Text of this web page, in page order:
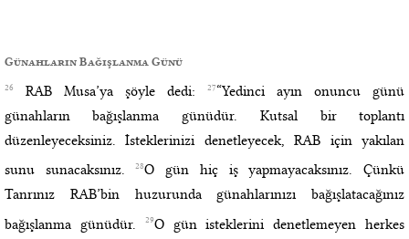
Günahların Bağışlanma Günü
26 RAB Musa’ya şöyle dedi:27“Yedinci ayın onuncu günü
günahların bağışlanma günüdür. Kutsal bir toplantı
düzenleyeceksiniz. İsteklerinizi denetleyecek, RAB için yakılan
sunu sunacaksınız.28O gün hiç iş yapmayacaksınız. Çünkü
Tanrınız RAB’bin huzurunda günahlarınızı bağışlatacağınız
bağışlanma günüdür.
29O gün isteklerini denetlemeyen herkes